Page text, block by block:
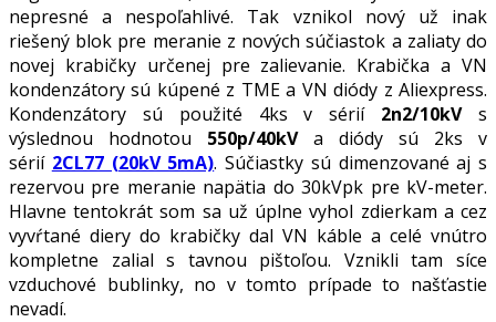
nepresné a nespoľahlivé. Tak vznikol nový už inak
riešený blok pre meranie z nových súčiastok a zaliaty do
novej krabičky určenej pre zalievanie. Krabička a VN
kondenzátory sú kúpené z TME a VN diódy z Aliexpress.
Kondenzátory sú použité 4ks v sérií 2n2/10kVs
výslednou hodnotou 550p/40kVa diódy sú 2ks v
sérií 2CL77 (20kV 5mA). Súčiastky sú dimenzované aj s
rezervou pre meranie napätia do 30kVpk pre kV-meter.
Hlavne tentokrát som sa už úplne vyhol zdierkam a cez
vyvŕtané diery do krabičky dal VN káble a celé vnútro
kompletne zalial s tavnou pištoľou. Vznikli tam síce
vzduchové bublinky, no v tomto prípade to našťastie
nevadí.